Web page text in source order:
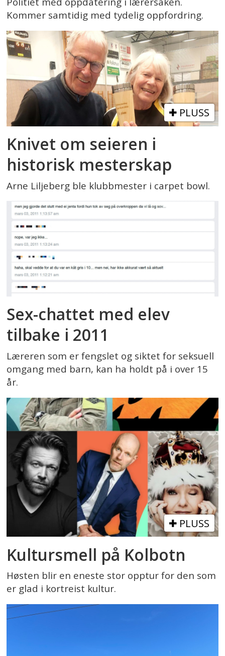
Kommer samtidig med tydelig oppfordring.
PLUSS
Knivet om seieren i
historisk mesterskap
Arne Liljeberg ble klubbmester i carpet bowl.
Sex-chattet med elev
tilbake i 2011
Læreren som er fengslet og siktet for seksuell
omgang med barn, kan ha holdt på i over 15
år.
PLUSS
Kultursmell på Kolbotn
Høsten blir en eneste stor opptur for den som
er glad i kortreist kultur.